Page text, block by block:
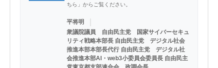
ちら」からご覧ください。
平将明
衆議院議員 自由民主党 国家サイバーセキュ
リティ戦略本部長 自由民主党 デジタル社会
推進本部本部長代行 自由民主党 デジタル社
会推進本部AI・web3小委員会委員長 自由民主